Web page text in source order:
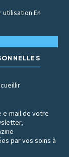
utilisationEn
e-mail de votre
par vos soins à